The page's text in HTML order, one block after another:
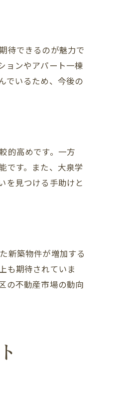
待できるのが魅力で
ョンやアパート一棟
でいるため、今後の
的高めです。一方
です。また、大泉学
を見つける手助けと
新築物件が増加する
も期待されていま
の不動産市場の動向